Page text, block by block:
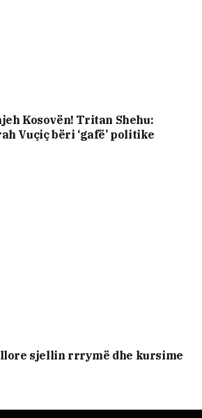
Kosovën! Tritan Shehu:
Vuçiç bëri ‘gafë’ politike
sjellin rrrymë dhe kursime